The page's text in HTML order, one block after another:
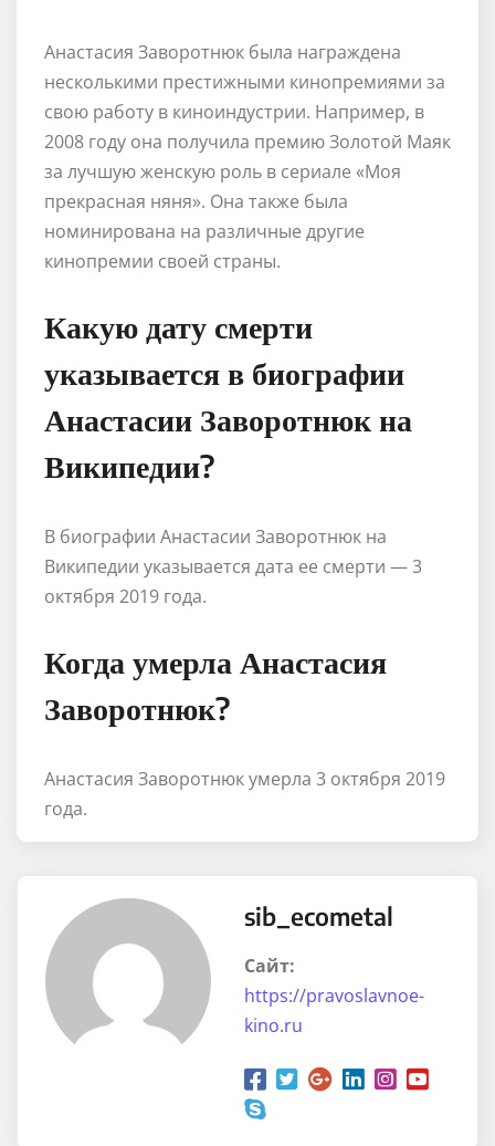
Анастасия Заворотнюк была награждена
несколькими престижными кинопремиями за
свою работу в киноиндустрии. Например, в
2008 году она получила премию Золотой Маяк
за лучшую женскую роль в сериале «Моя
прекрасная няня». Она также была
номинирована на различные другие
кинопремии своей страны.
Какую дату смерти
указывается в биографии
Анастасии Заворотнюк на
Википедии?
В биографии Анастасии Заворотнюк на
Википедии указывается дата ее смерти — 3
октября 2019 года.
Когда умерла Анастасия
Заворотнюк?
Анастасия Заворотнюк умерла 3 октября 2019
года.
sib_ecometal
Сайт:
https://pravoslavnoe-
kino.ru